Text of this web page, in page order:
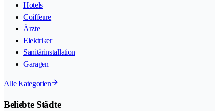
Hotels
Coiffeure
Ärzte
Elektriker
Sanitärinstallation
Garagen
Alle Kategorien
Beliebte Städte